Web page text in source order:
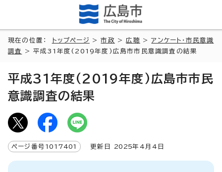
現在の位置： トップページ >市政 >広聴 >アンケート・市民意識
調査
> 平成31年度(2019年度)広島市市民意識調査の結果
平成31年度(2019年度)広島市市民
意識調査の結果
ページ番号 1017401 更新日 2025年4月4日